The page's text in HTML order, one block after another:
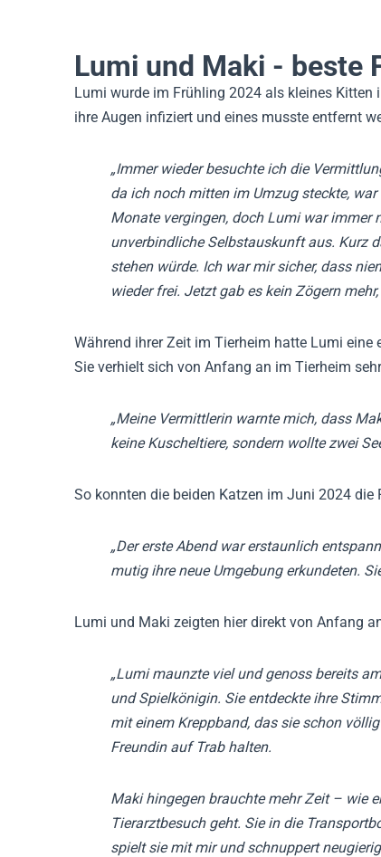
Lumi und Maki - beste
Lumi wurde im Frühling 2024 als kleines Kitten
ihre Augen infiziert und eines musste entfernt
„Immer wieder besuchte ich die
da ich noch mitten im Umzug steckte,
Monate vergingen, doch Lumi war immer
unverbindliche Selbstauskunft aus. Kurz
stehen würde. Ich war mir sicher, dass
wieder frei. Jetzt gab es kein Zögern
Während ihrer Zeit im Tierheim hatte Lumi
Sie verhielt sich von Anfang an im Tierheim
„Meine Vermittlerin warnte mich, dass
keine Kuscheltiere, sondern wollte zwei
So konnten die beiden Katzen im Juni 2024 die
„Der erste Abend war erstaunlich
mutig ihre neue Umgebung erkundeten.
Lumi und Maki zeigten hier direkt von Anfang
„Lumi maunzte viel und genoss bereits
und Spielkönigin. Sie entdeckte ihre
mit einem Kreppband, das sie schon
Freundin auf Trab halten.
Maki hingegen brauchte mehr Zeit – wie
Tierarztbesuch geht. Sie in die
spielt sie mit mir und schnuppert